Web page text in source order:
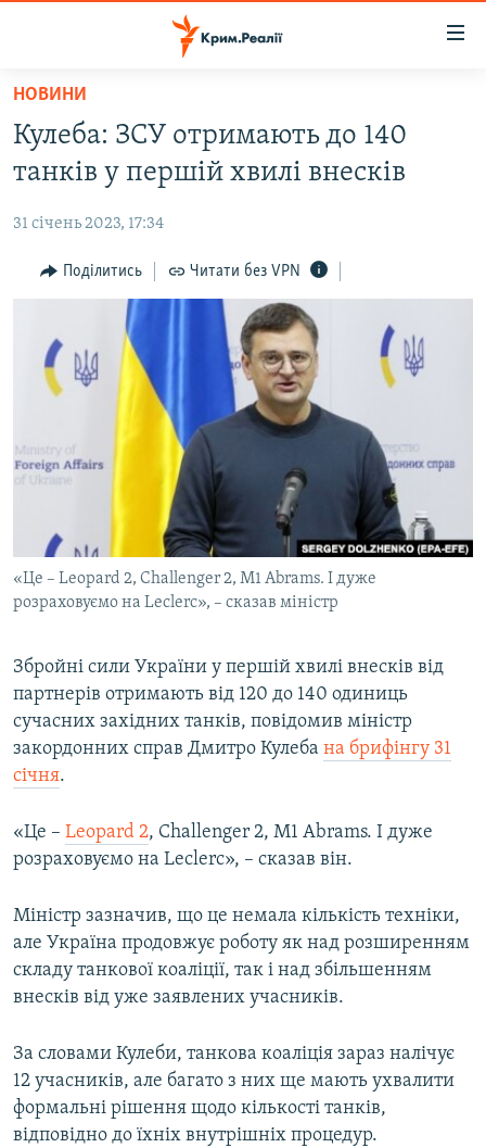
Перейти
основного
матеріалу
до
навігації
Перейти
пошуку
НОВИНИ
ВОДА.КРИМ
ВІДЕО ТА ФОТО
ПОЛІТИКА
БЛОГИ
ІНТЕРВ'Ю
ВСЕ ЗА ДЕНЬ
СПЕЦПРОЕКТИ
ДЕПОРТАЦІЯ
ВІДЕОУРОКИ «ELIFBE»
СВІДЧЕННЯ ОКУПАЦІЇ
УКРАЇНСЬКА ПРОБЛЕМА КРИМУ
ЯК ОБІЙТИ БЛОКУВАННЯ
Qırımtatar
Усі сайти RFE/RL
НОВИНИ
Кулеба: ЗСУ отримають до 140
танків у першій хвилі внесків
31 січень 2023, 17:34
Поділитись Читати без VPN
«Це – Leopard 2, Challenger 2, M1 Abrams. І дуже
розраховуємо на Leclerc», – сказав міністр
Збройні сили України у першій хвилі внесків від
партнерів отримають від 120 до 140 одиниць
сучасних західних танків, повідомив міністр
закордонних справ Дмитро Кулеба на брифінгу 31
січня.
«Це – Leopard 2, Challenger 2, M1 Abrams. І дуже
розраховуємо на Leclerc», – сказав він.
Міністр зазначив, що це немала кількість техніки,
але Україна продовжує роботу як над розширенням
складу танкової коаліції, так і над збільшенням
внесків від уже заявлених учасників.
За словами Кулеби, танкова коаліція зараз налічує
12 учасників, але багато з них ще мають ухвалити
формальні рішення щодо кількості танків,
відповідно до їхніх внутрішніх процедур.